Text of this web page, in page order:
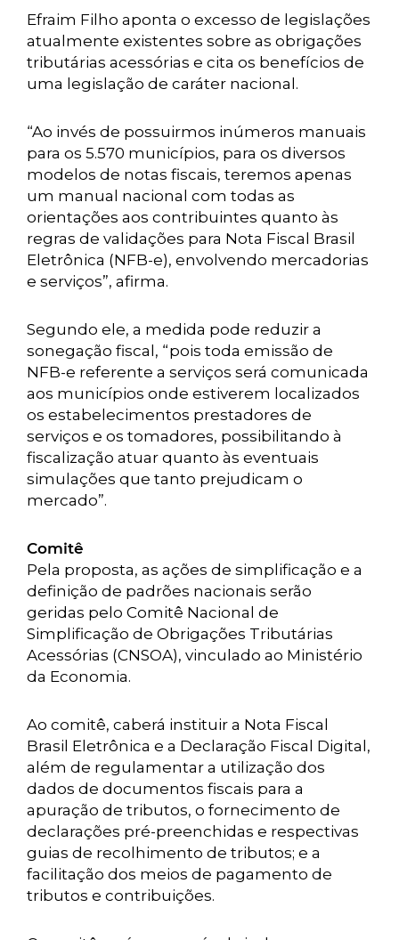
Efraim Filho aponta o excesso de legislações
atualmente existentes sobre as obrigações
tributárias acessórias e cita os benefícios de
uma legislação de caráter nacional.
“Ao invés de possuirmos inúmeros manuais
para os 5.570 municípios, para os diversos
modelos de notas fiscais, teremos apenas
um manual nacional com todas as
orientações aos contribuintes quanto às
regras de validações para Nota Fiscal Brasil
Eletrônica (NFB-e), envolvendo mercadorias
e serviços”, afirma.
Segundo ele, a medida pode reduzir a
sonegação fiscal, “pois toda emissão de
NFB-e referente a serviços será comunicada
aos municípios onde estiverem localizados
os estabelecimentos prestadores de
serviços e os tomadores, possibilitando à
fiscalização atuar quanto às eventuais
simulações que tanto prejudicam o
mercado”.
Comitê
Pela proposta, as ações de simplificação e a
definição de padrões nacionais serão
geridas pelo Comitê Nacional de
Simplificação de Obrigações Tributárias
Acessórias (CNSOA), vinculado ao Ministério
da Economia.
Ao comitê, caberá instituir a Nota Fiscal
Brasil Eletrônica e a Declaração Fiscal Digital,
além de regulamentar a utilização dos
dados de documentos fiscais para a
apuração de tributos, o fornecimento de
declarações pré-preenchidas e respectivas
guias de recolhimento de tributos; e a
facilitação dos meios de pagamento de
tributos e contribuições.